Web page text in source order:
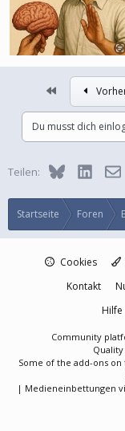
Du musst dich
Teilen: BlueskyLinkedIn
Startseite Foren
Cookies
Kontakt
Community
Some of the add-ons
| Medieneinbettungen